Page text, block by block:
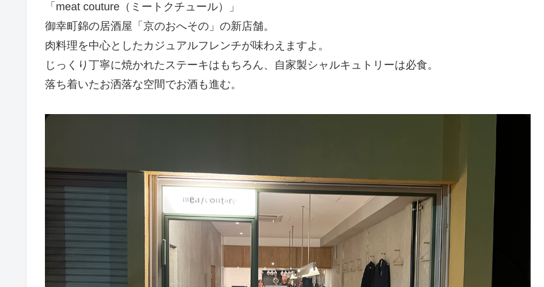
「meat couture（ミートクチュール）」
御幸町錦の居酒屋「京のおへその」の新店舗。
肉料理を中心としたカジュアルフレンチが味わえますよ。
じっくり丁寧に焼かれたステーキはもちろん、自家製シャルキュトリーは必食。
落ち着いたお洒落な空間でお酒も進む。